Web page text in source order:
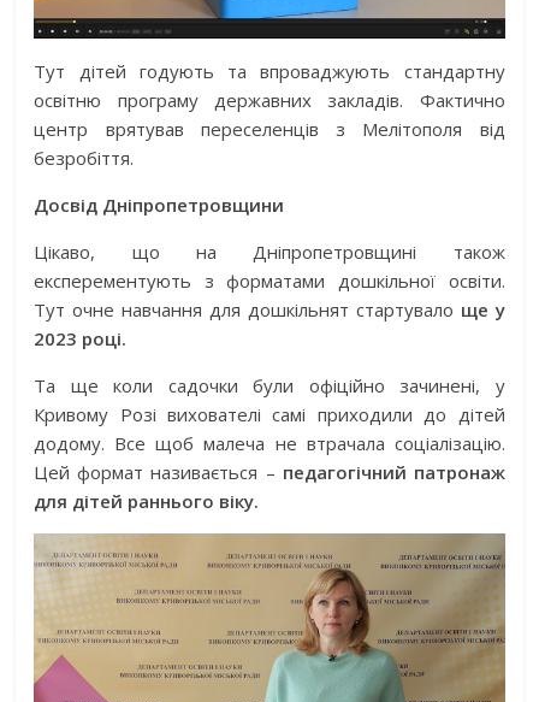
Тут дітей годують та впроваджують стандартну
освітню програму державних закладів. Фактично
центр врятував переселенців з Мелітополя від
безробіття.
Досвід Дніпропетровщини
Цікаво, що на Дніпропетровщині також
експерементують з форматами дошкільної освіти.
Тут очне навчання для дошкільнят стартувало ще у
2023 році.
Та ще коли садочки були офіційно зачинені, у
Кривому Розі вихователі самі приходили до дітей
додому. Все щоб малеча не втрачала соціалізацію.
Цей формат називається – педагогічний патронаж
для дітей раннього віку.